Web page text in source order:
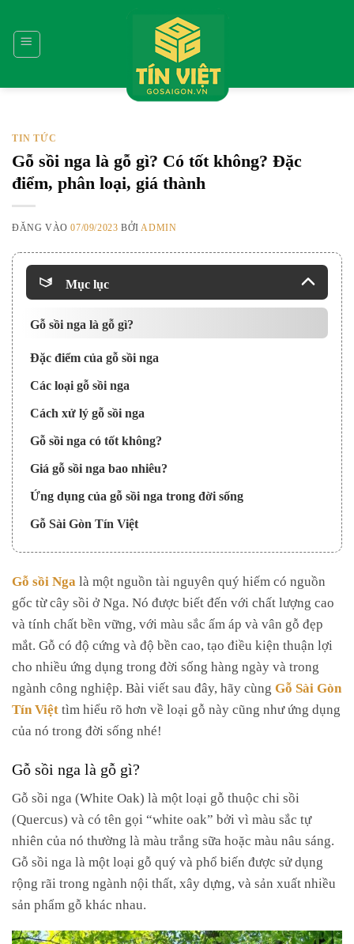
qua
nội
TIN TỨC
Gỗ sồi nga là gỗ gì? Có tốt không? Đặc
điểm, phân loại, giá thành
ĐĂNG VÀO07/09/2023 BỞI ADMIN
Mục lục
Gỗ sồi nga là gỗ gì?
Đặc điểm của gỗ sồi nga
Các loại gỗ sồi nga
Cách xử lý gỗ sồi nga
Gỗ sồi nga có tốt không?
Giá gỗ sồi nga bao nhiêu?
Ứng dụng của gỗ sồi nga trong đời sống
Gỗ Sài Gòn Tín Việt
Gỗ sồi Nga là một nguồn tài nguyên quý hiếm có nguồn
gốc từ cây sồi ở Nga. Nó được biết đến với chất lượng cao
và tính chất bền vững, với màu sắc ấm áp và vân gỗ đẹp
mắt. Gỗ có độ cứng và độ bền cao, tạo điều kiện thuận lợi
cho nhiều ứng dụng trong đời sống hàng ngày và trong
ngành công nghiệp. Bài viết sau đây, hãy cùng Gỗ Sài Gòn
Tín Việt tìm hiểu rõ hơn về loại gỗ này cũng như ứng dụng
của nó trong đời sống nhé!
Gỗ sồi nga là gỗ gì?
Gỗ sồi nga (White Oak) là một loại gỗ thuộc chi sồi
(Quercus) và có tên gọi “white oak” bởi vì màu sắc tự
nhiên của nó thường là màu trắng sữa hoặc màu nâu sáng.
Gỗ sồi nga là một loại gỗ quý và phổ biến được sử dụng
rộng rãi trong ngành nội thất, xây dựng, và sản xuất nhiều
sản phẩm gỗ khác nhau.